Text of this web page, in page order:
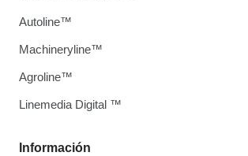
Información
Autoline™
Machineryline™
Agroline™
Linemedia Digital ™